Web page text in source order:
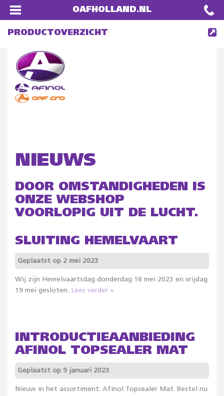
OAFHOLLAND.NL
PRODUCTOVERZICHT
NIEUWS
DOOR OMSTANDIGHEDEN IS
ONZE WEBSHOP
VOORLOPIG UIT DE LUCHT.
SLUITING HEMELVAART
Geplaatst op 2 mei 2023
Wij zijn Hemelvaartsdag donderdag 18 mei 2023 en vrijdag
19 mei gesloten. Lees verder »
INTRODUCTIEAANBIEDING
AFINOL TOPSEALER MAT
Geplaatst op 9 januari 2023
Nieuw in het assortiment: Afinol Topsealer Mat. Bestel nu